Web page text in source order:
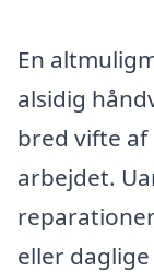
En
alsidig
bred vifte af
arbejdet.
eller